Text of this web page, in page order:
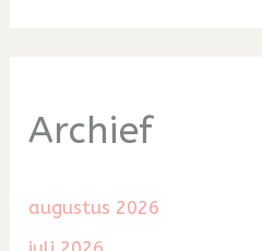
Archief
augustus 2026